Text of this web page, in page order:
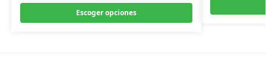
Escoger opciones